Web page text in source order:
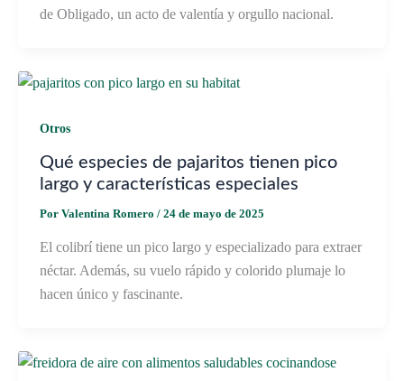
de Obligado, un acto de valentía y orgullo nacional.
Otros
Qué especies de pajaritos tienen pico
largo y características especiales
Por Valentina Romero / 24 de mayo de 2025
El colibrí tiene un pico largo y especializado para extraer
néctar. Además, su vuelo rápido y colorido plumaje lo
hacen único y fascinante.